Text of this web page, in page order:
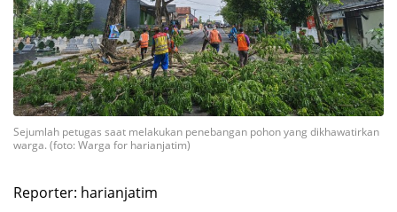
Sejumlah petugas saat melakukan penebangan pohon yang dikhawatirkan
warga. (foto: Warga for harianjatim)
Reporter: harianjatim